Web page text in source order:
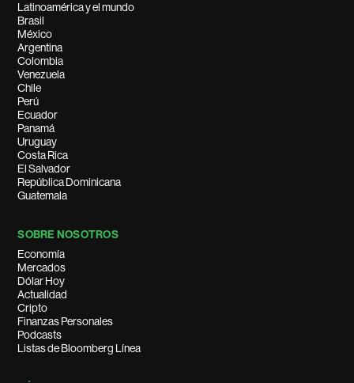
Latinoamérica y el mundo
Brasil
México
Argentina
Colombia
Venezuela
Chile
Perú
Ecuador
Panamá
Uruguay
Costa Rica
El Salvador
República Dominicana
Guatemala
SOBRE NOSOTROS
Economía
Mercados
Dólar Hoy
Actualidad
Cripto
Finanzas Personales
Podcasts
Listas de Bloomberg Línea